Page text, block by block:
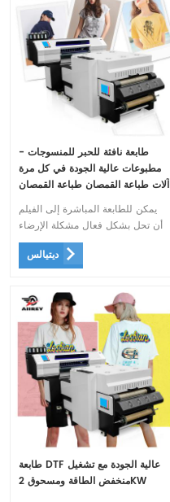
طابعة نافثة للحبر للمنسوجات -
مطبوعات عالية الجودة في كل مرة
آلات طباعة القمصان طباعة القمصان
dtf
يمكن للطابعة المباشرة إلى الفيلم
أن تحل بشكل فعال مشكلة الإرضاء
الخاصة بأقمشة الطباعة المباشرة
ديتيالس
طابعة DTF عالية الجودة مع تشغيل
منخفض الطاقة ومسحوق 2KW